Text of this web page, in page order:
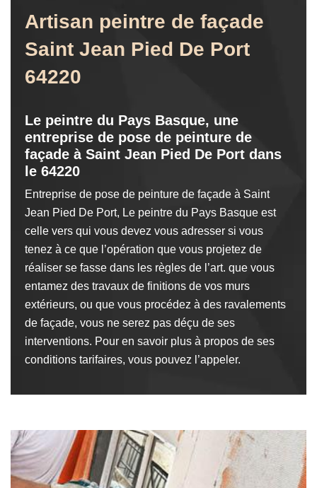
Artisan peintre de façade
Saint Jean Pied De Port
64220
Le peintre du Pays Basque, une
entreprise de pose de peinture de
façade à Saint Jean Pied De Port dans
le 64220
Entreprise de pose de peinture de façade à Saint
Jean Pied De Port, Le peintre du Pays Basque est
celle vers qui vous devez vous adresser si vous
tenez à ce que l’opération que vous projetez de
réaliser se fasse dans les règles de l’art. que vous
entamez des travaux de finitions de vos murs
extérieurs, ou que vous procédez à des ravalements
de façade, vous ne serez pas déçu de ses
interventions. Pour en savoir plus à propos de ses
conditions tarifaires, vous pouvez l’appeler.